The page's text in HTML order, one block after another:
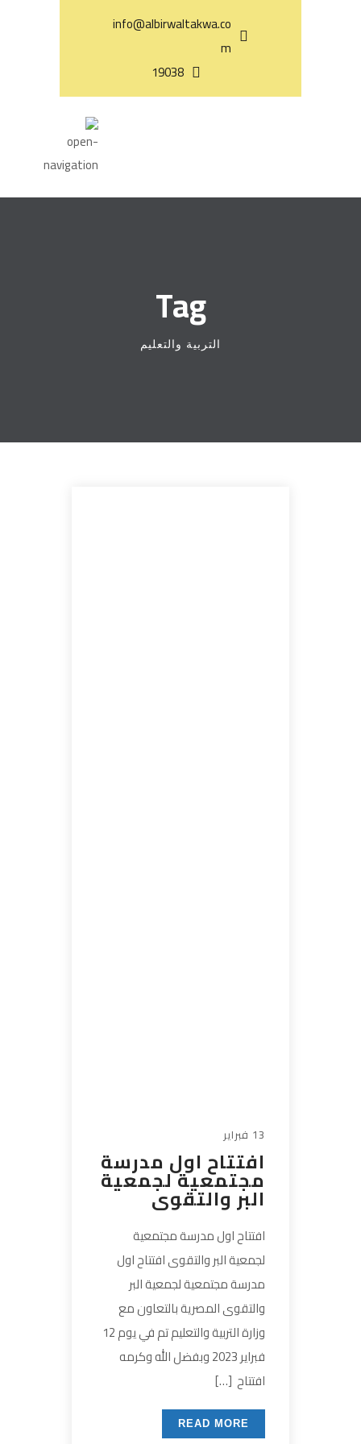
info@albirwaltakwa.co
m
19038
Tag
التربية والتعليم
13 فبراير
افتتاح اول مدرسة
مجتمعية لجمعية
البر والتقوى
افتتاح اول مدرسة مجتمعية
لجمعية البر والتقوى افتتاح اول
مدرسة مجتمعية لجمعية البر
والتقوى المصرية بالتعاون مع
وزارة التربية والتعليم تم في يوم 12
فبراير 2023 وبفضل الله وكرمه
افتتاح […]
READ MORE